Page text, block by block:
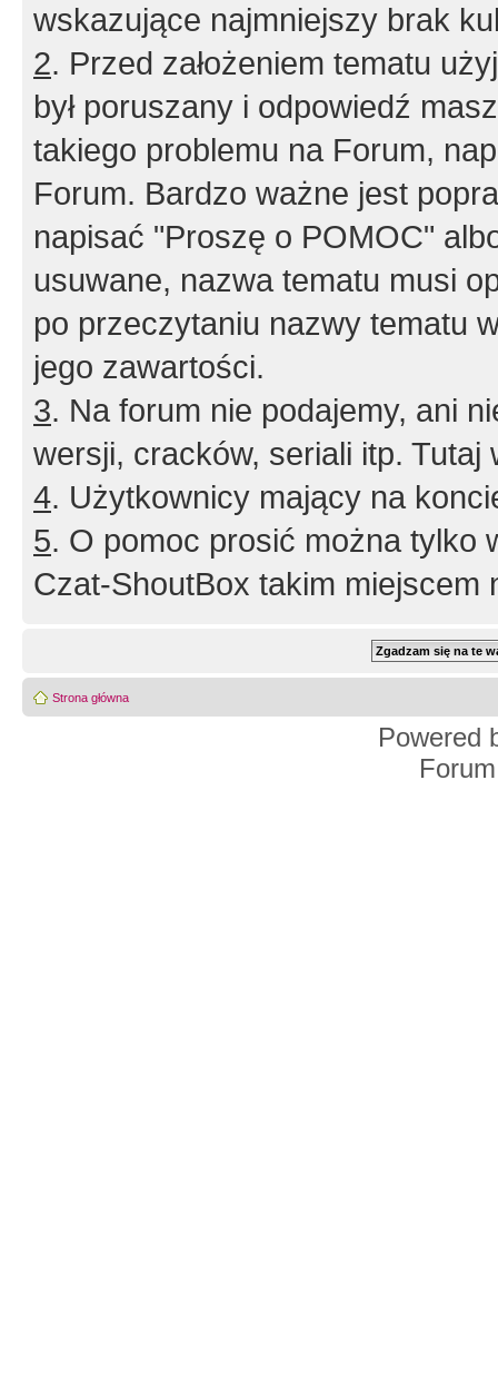
wskazujące najmniejszy brak
2. Przed założeniem tematu
był poruszany i odpowiedź
takiego problemu na Forum,
Forum. Bardzo ważne jest
napisać "Proszę o POMOC"
usuwane, nazwa tematu musi
po przeczytaniu nazwy tematu
jego zawartości.
3. Na forum nie podajemy, ani
wersji, cracków, seriali itp. Tutaj
4. Użytkownicy mający na
5. O pomoc prosić można tylko
Czat-ShoutBox takim miejscem
Strona główna
Powered